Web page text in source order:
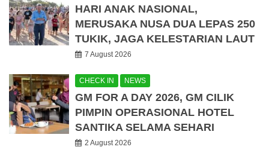
HARI ANAK NASIONAL,
MERUSAKA NUSA DUA LEPAS 250
TUKIK, JAGA KELESTARIAN LAUT
7 August 2026
CHECK IN NEWS
GM FOR A DAY 2026, GM CILIK
PIMPIN OPERASIONAL HOTEL
SANTIKA SELAMA SEHARI
2 August 2026